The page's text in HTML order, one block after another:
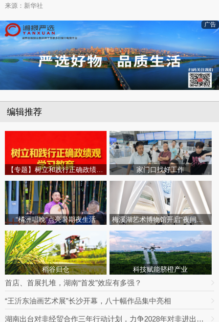
来源：新华社
广告
编辑推荐
家门口找好工作
“橘洲唱晚”点亮暑期夜生活 梅溪湖艺术博物馆开启“夜间模式”
稻谷归仓 科技赋能脐橙产业
首店、首展扎堆，湖南“首发”效应有多强？
“王沂东油画艺术展”长沙开幕，八十幅作品集中亮相
湖南出台对非经贸合作三年行动计划，力争2028年对非进出口额达800亿元